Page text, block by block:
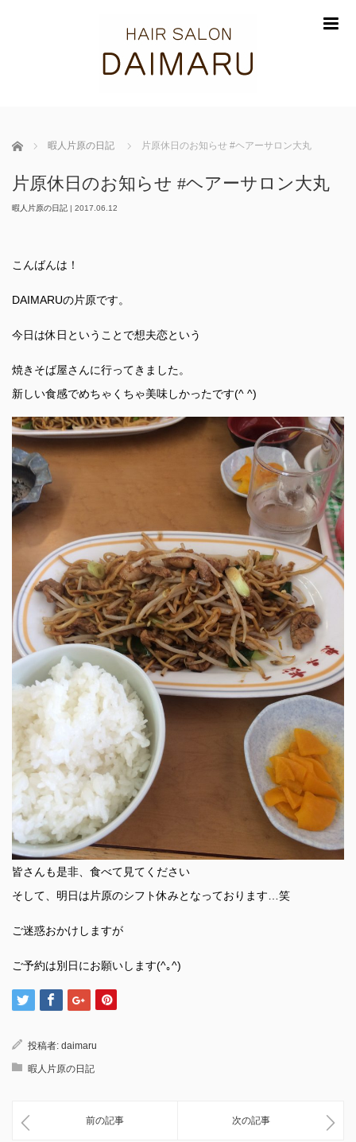
ホーム 暇人片原の日記 片原休日のお知らせ #ヘアーサロン大丸
片原休日のお知らせ #ヘアーサロン大丸
暇人片原の日記 | 2017.06.12
こんばんは！
DAIMARUの片原です。
今日は休日ということで想夫恋という
焼きそば屋さんに行ってきました。
新しい食感でめちゃくちゃ美味しかったです(^ ^)
皆さんも是非、食べて見てください
そして、明日は片原のシフト休みとなっております…笑
ご迷惑おかけしますが
ご予約は別日にお願いします(^｡^)
投稿者: daimaru
暇人片原の日記
前の記事 次の記事